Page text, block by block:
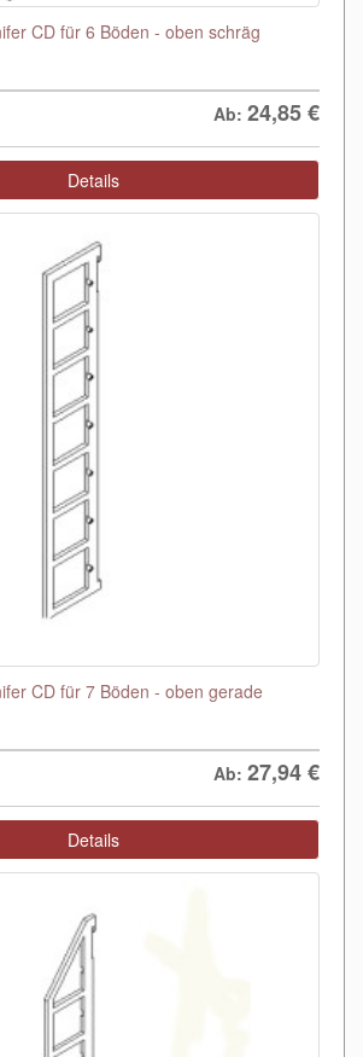
CD für 6 Böden - oben schräg
Ab: 24,85€
Details
CD für 7 Böden - oben gerade
Ab: 27,94€
Details